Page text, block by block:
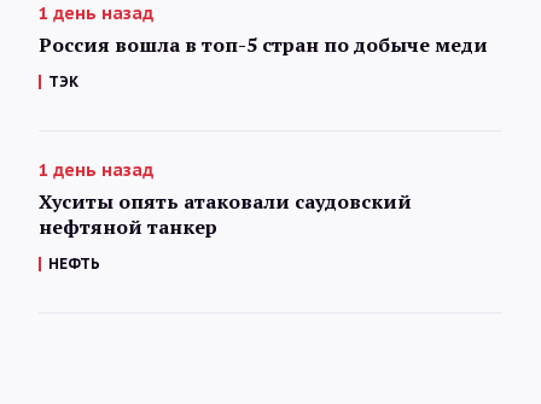
1 день назад
Россия вошла в топ-5 стран по добыче меди
ТЭК
1 день назад
Хуситы опять атаковали саудовский
нефтяной танкер
НЕФТЬ